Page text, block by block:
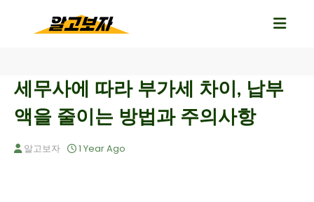
세무사에 따라 부가세 차이, 납부
액을 줄이는 방법과 주의사항
알고보자 1 Year Ago